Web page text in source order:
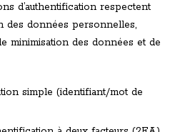
d’authentification respectent
données personnelles,
minimisation des données et de
simple (identifiant/mot de